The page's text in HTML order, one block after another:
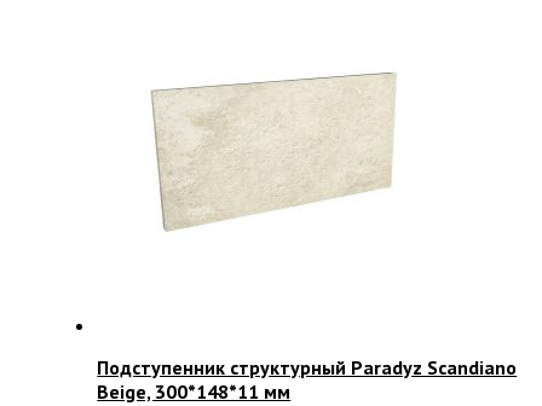
Подступенник структурный Paradyz Scandiano
Beige, 300*148*11 мм